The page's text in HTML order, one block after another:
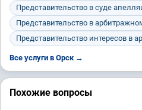
Представительство в суде
Представительство в
Представительство интересов в
Все услуги в Орск →
Похожие вопросы